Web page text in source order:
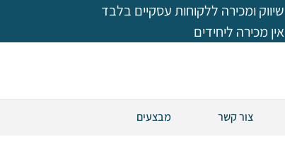
שיווק ומכירה ללקוחות עסקיים בלבד
אין מכירה ליחידים
צור קשר מבצעים